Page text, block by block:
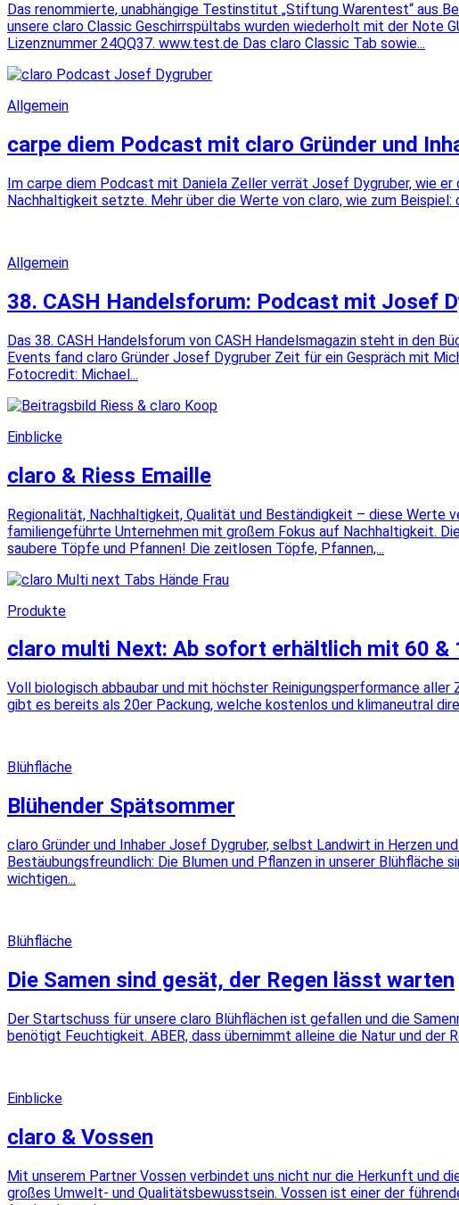
Das renommierte, unabhängige Testinstitut „Stiftung Warentest“ aus
unsere claro Classic Geschirrspültabs wurden wiederholt mit der Note
Lizenznummer 24QQ37. www.test.de Das claro Classic Tab sowie...
Allgemein
carpe diem Podcast mit claro Gründer und
Im carpe diem Podcast mit Daniela Zeller verrät Josef Dygruber, wie
Nachhaltigkeit setzte. Mehr über die Werte von claro, wie zum
Allgemein
38. CASH Handelsforum: Podcast mit Josef
Das 38. CASH Handelsforum von CASH Handelsmagazin steht in den
Events fand claro Gründer Josef Dygruber Zeit für ein Gespräch mit
Fotocredit: Michael...
Einblicke
claro & Riess Emaille
Regionalität, Nachhaltigkeit, Qualität und Beständigkeit – diese Werte
familiengeführte Unternehmen mit großem Fokus auf Nachhaltigkeit.
saubere Töpfe und Pfannen! Die zeitlosen Töpfe, Pfannen,...
Produkte
claro multi Next: Ab sofort erhältlich mit 60 &
Voll biologisch abbaubar und mit höchster Reinigungsperformance
gibt es bereits als 20er Packung, welche kostenlos und klimaneutral
Blühfläche
Blühender Spätsommer
claro Gründer und Inhaber Josef Dygruber, selbst Landwirt in Herzen
Bestäubungsfreundlich: Die Blumen und Pflanzen in unserer
wichtigen...
Blühfläche
Die Samen sind gesät, der Regen lässt warten
Der Startschuss für unsere claro Blühflächen ist gefallen und die
benötigt Feuchtigkeit. ABER, dass übernimmt alleine die Natur und der
Einblicke
claro & Vossen
Mit unserem Partner Vossen verbindet uns nicht nur die Herkunft und
großes Umwelt- und Qualitätsbewusstsein. Vossen ist einer der